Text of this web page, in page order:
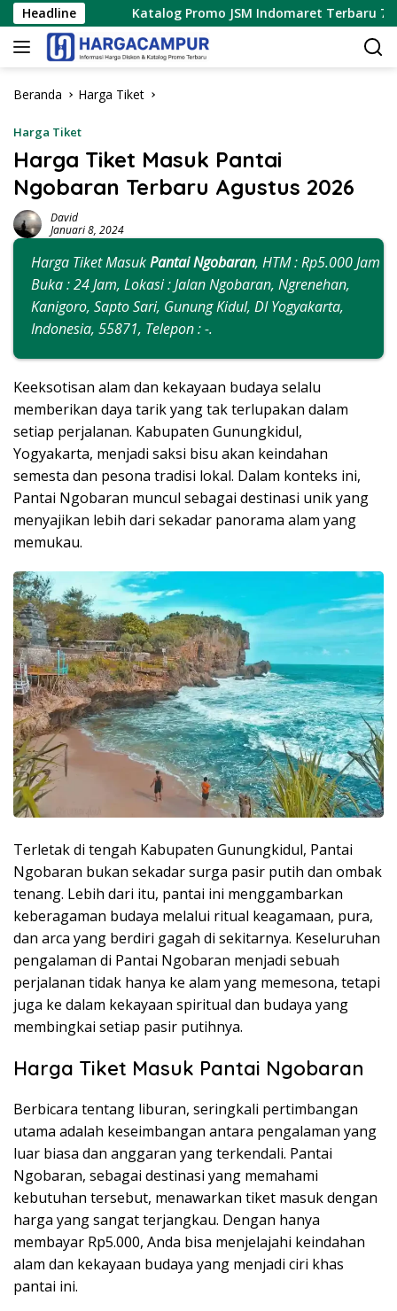
Langsung
ke
konten
HeadlineKatalog Promo JSM Indomaret Terbaru 7 – 9 Agustus
Beranda Harga Tiket
Harga Tiket
Harga Tiket Masuk Pantai
Ngobaran Terbaru Agustus 2026
David
Januari 8, 2024
Harga Tiket MasukPantai Ngobaran, HTM : Rp5.000 Jam
Buka : 24 Jam, Lokasi : Jalan Ngobaran, Ngrenehan,
Kanigoro, Sapto Sari, Gunung Kidul, DI Yogyakarta,
Indonesia, 55871, Telepon : -.
Keeksotisan alam dan kekayaan budaya selalu
memberikan daya tarik yang tak terlupakan dalam
setiap perjalanan. Kabupaten Gunungkidul,
Yogyakarta, menjadi saksi bisu akan keindahan
semesta dan pesona tradisi lokal. Dalam konteks ini,
Pantai Ngobaran muncul sebagai destinasi unik yang
menyajikan lebih dari sekadar panorama alam yang
memukau.
Terletak di tengah Kabupaten Gunungkidul, Pantai
Ngobaran bukan sekadar surga pasir putih dan ombak
tenang. Lebih dari itu, pantai ini menggambarkan
keberagaman budaya melalui ritual keagamaan, pura,
dan arca yang berdiri gagah di sekitarnya. Keseluruhan
pengalaman di Pantai Ngobaran menjadi sebuah
perjalanan tidak hanya ke alam yang memesona, tetapi
juga ke dalam kekayaan spiritual dan budaya yang
membingkai setiap pasir putihnya.
Harga Tiket Masuk Pantai Ngobaran
Berbicara tentang liburan, seringkali pertimbangan
utama adalah keseimbangan antara pengalaman yang
luar biasa dan anggaran yang terkendali. Pantai
Ngobaran, sebagai destinasi yang memahami
kebutuhan tersebut, menawarkan tiket masuk dengan
harga yang sangat terjangkau. Dengan hanya
membayar Rp5.000, Anda bisa menjelajahi keindahan
alam dan kekayaan budaya yang menjadi ciri khas
pantai ini.